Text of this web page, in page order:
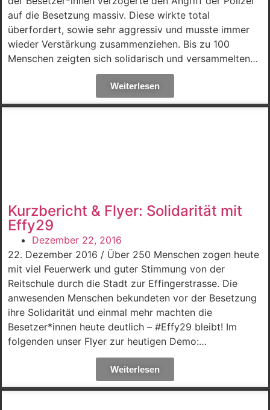
auf die Besetzung massiv. Diese wirkte total
überfordert, sowie sehr aggressiv und musste immer
wieder Verstärkung zusammenziehen. Bis zu 100
Menschen zeigten sich solidarisch und versammelten…
Weiterlesen
Kurzbericht & Flyer: Solidarität mit
Effy29
Dezember 22, 2016
22. Dezember 2016 / Über 250 Menschen zogen heute
mit viel Feuerwerk und guter Stimmung von der
Reitschule durch die Stadt zur Effingerstrasse. Die
anwesenden Menschen bekundeten vor der Besetzung
ihre Solidarität und einmal mehr machten die
Besetzer*innen heute deutlich – #Effy29 bleibt! Im
folgenden unser Flyer zur heutigen Demo:…
Weiterlesen